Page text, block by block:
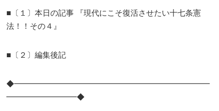
■〔１〕本日の記事 『現代にこそ復活させたい十七条憲
法！！その４』
■〔２〕編集後記
◆━━━━━━━━━━━━━━━━━━━━━━━━━
━━━━━━━━━◆